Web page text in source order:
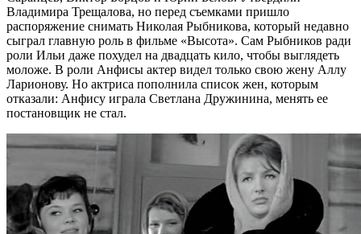
Владимира Трещалова, но перед съемками пришло
распоряжение снимать Николая Рыбникова, который недавно
сыграл главную роль в фильме «Высота». Сам Рыбников ради
роли Ильи даже похудел на двадцать кило, чтобы выглядеть
моложе. В роли Анфисы актер видел только свою жену Аллу
Ларионову. Но актриса пополнила список жен, которым
отказали: Анфису играла Светлана Дружинина, менять ее
постановщик не стал.